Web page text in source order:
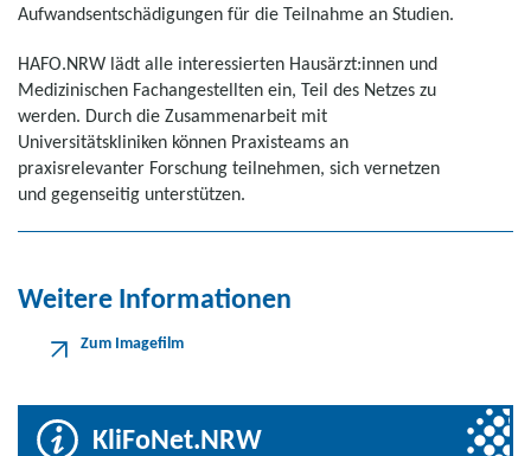
Aufwandsentschädigungen für die Teilnahme an Studien.
HAFO.NRW lädt alle interessierten Hausärzt:innen und
Medizinischen Fachangestellten ein, Teil des Netzes zu
werden. Durch die Zusammenarbeit mit
Universitätskliniken können Praxisteams an
praxisrelevanter Forschung teilnehmen, sich vernetzen
und gegenseitig unterstützen.
Weitere Informationen
Zum Imagefilm
KliFoNet.NRW